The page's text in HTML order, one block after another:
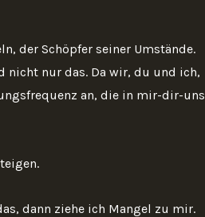
der Schöpfer seiner Umstände.
nicht nur das. Da wir, du und ich,
an, die in mir-dir-uns
dann ziehe ich Mangel zu mir.